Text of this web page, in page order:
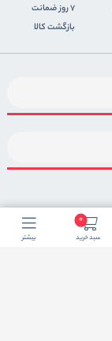
0
سبد خرید بیشتر
7 روز ضمانت
بازگشت کالا